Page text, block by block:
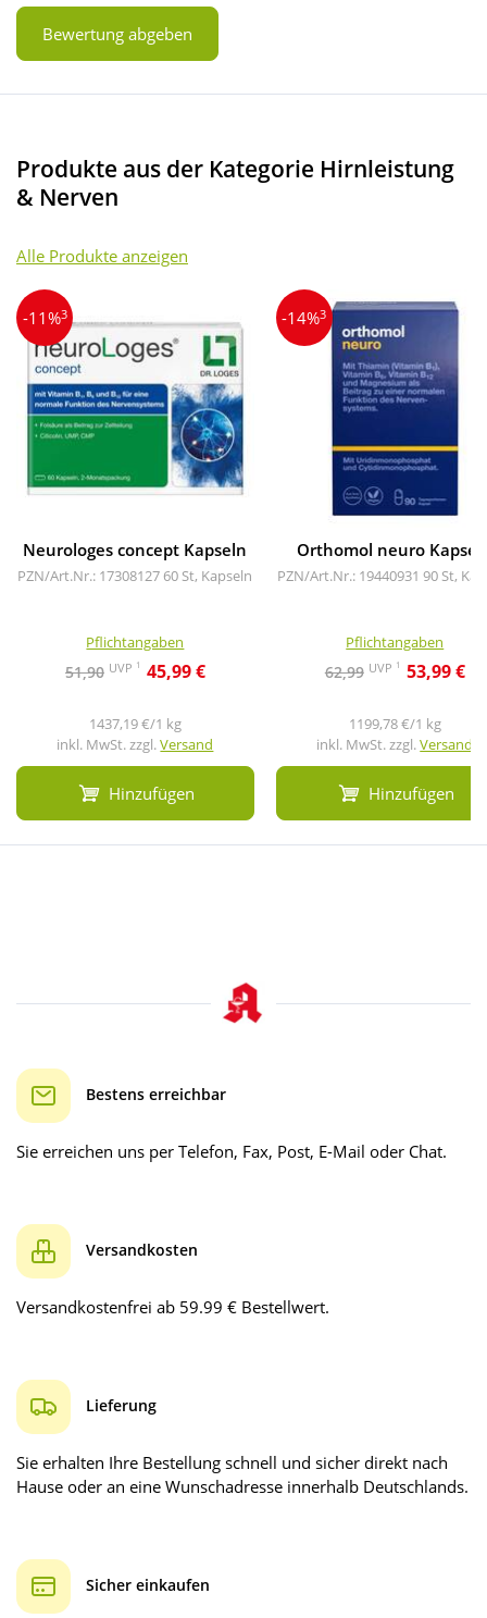
Bewertung abgeben
Produkte aus der Kategorie Hirnleistung
& Nerven
Alle Produkte anzeigen
-11%3
Neurologes concept Kapseln
PZN/Art.Nr.: 17308127 60 St, Kapseln
Pflichtangaben
51,90 UVP 1 45,99 €
1437,19 €/1 kg
inkl. MwSt. zzgl.Versand
Hinzufügen
-14%3
Orthomol neuro
PZN/Art.Nr.: 19440931 90 St,
Pflichtangaben
62,99 UVP 1 53,99 €
1199,78 €/1 kg
inkl. MwSt. zzgl.Versand
Hinzufügen
Bestens erreichbar
Sie erreichen uns per Telefon, Fax, Post, E-Mail oder Chat.
Versandkosten
Versandkostenfrei ab 59.99 € Bestellwert.
Lieferung
Sie erhalten Ihre Bestellung schnell und sicher direkt nach
Hause oder an eine Wunschadresse innerhalb Deutschlands.
Sicher einkaufen